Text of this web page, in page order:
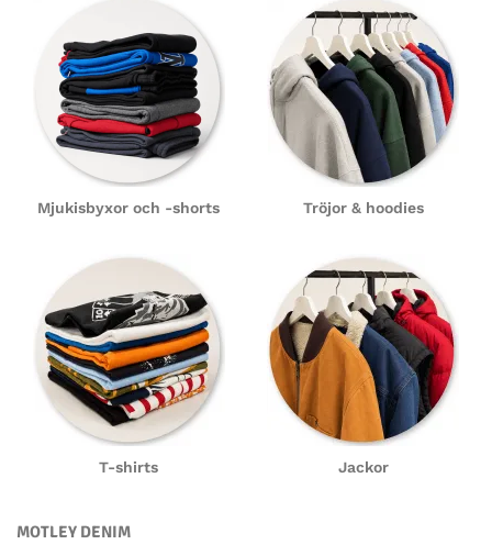
Mjukisbyxor och -shorts Tröjor & hoodies
T-shirts Jackor
MOTLEY DENIM